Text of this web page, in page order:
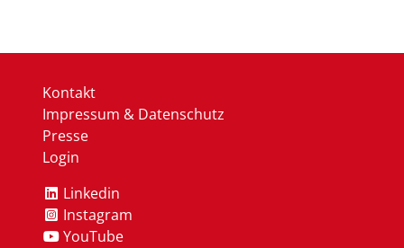
Kontakt
Impressum & Datenschutz
Presse
Login
Linkedin
Instagram
YouTube